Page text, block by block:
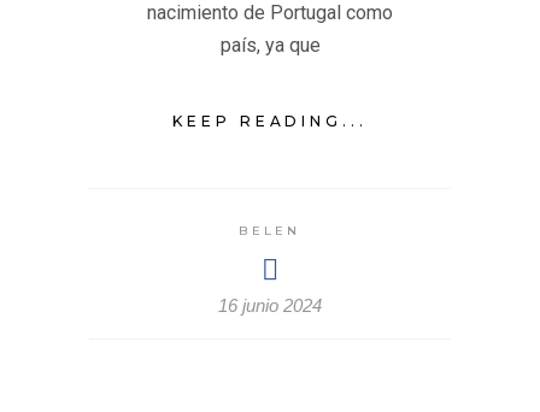
nacimiento de Portugal como
país, ya que
KEEP READING...
BELEN
16 junio 2024